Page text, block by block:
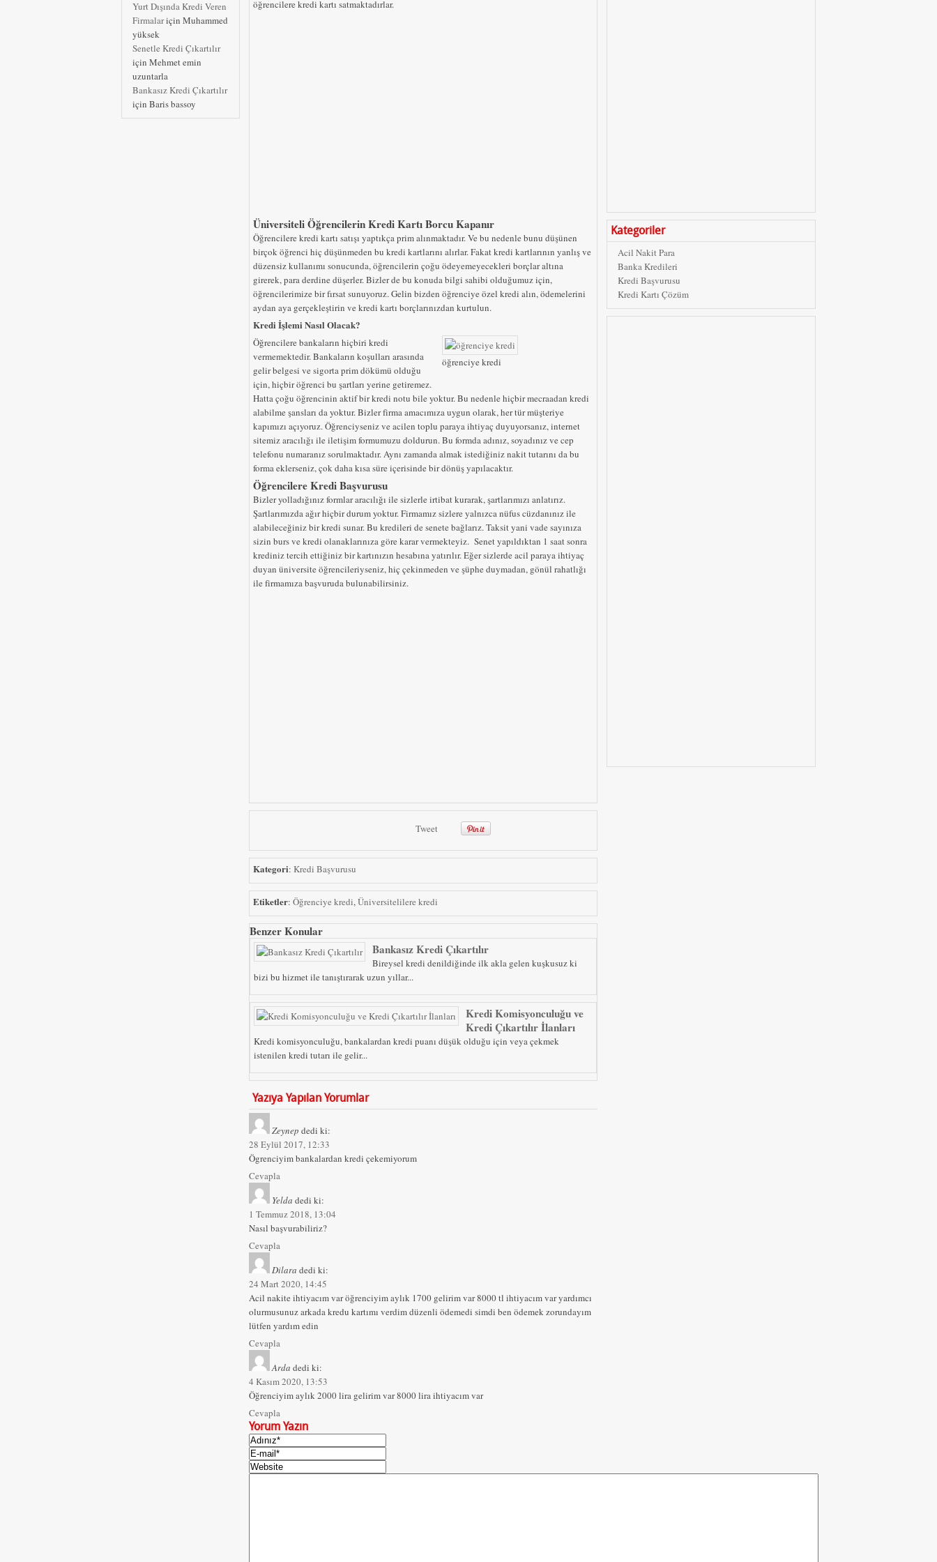
Yurt Dışında Kredi Veren
Firmalariçin Muhammed
yüksek
Senetle Kredi Çıkartılır
için Mehmet emin
uzuntarla
Bankasız Kredi Çıkartılır
için Baris bassoy
öğrencilere kredi kartı satmaktadırlar.
Üniversiteli Öğrencilerin Kredi Kartı Borcu Kapanır
Öğrencilere kredi kartı satışı yaptıkça prim alınmaktadır. Ve bu nedenle bunu düşünen
birçok öğrenci hiç düşünmeden bu kredi kartlarını alırlar. Fakat kredi kartlarının yanlış ve
düzensiz kullanımı sonucunda, öğrencilerin çoğu ödeyemeyecekleri borçlar altına
girerek, para derdine düşerler. Bizler de bu konuda bilgi sahibi olduğumuz için,
öğrencilerimize bir fırsat sunuyoruz. Gelin bizden öğrenciye özel kredi alın, ödemelerini
aydan aya gerçekleştirin ve kredi kartı borçlarınızdan kurtulun.
Kredi İşlemi Nasıl Olacak?
öğrenciye kredi
Öğrencilere bankaların hiçbiri kredi
vermemektedir. Bankaların koşulları arasında
gelir belgesi ve sigorta prim dökümü olduğu
için, hiçbir öğrenci bu şartları yerine getiremez.
Hatta çoğu öğrencinin aktif bir kredi notu bile yoktur. Bu nedenle hiçbir mecraadan kredi
alabilme şansları da yoktur. Bizler firma amacımıza uygun olarak, her tür müşteriye
kapımızı açıyoruz. Öğrenciyseniz ve acilen toplu paraya ihtiyaç duyuyorsanız, internet
sitemiz aracılığı ile iletişim formumuzu doldurun. Bu formda adınız, soyadınız ve cep
telefonu numaranız sorulmaktadır. Aynı zamanda almak istediğiniz nakit tutarını da bu
forma eklerseniz, çok daha kısa süre içerisinde bir dönüş yapılacaktır.
Öğrencilere Kredi Başvurusu
Bizler yolladığınız formlar aracılığı ile sizlerle irtibat kurarak, şartlarımızı anlatırız.
Şartlarımızda ağır hiçbir durum yoktur. Firmamız sizlere yalnızca nüfus cüzdanınız ile
alabileceğiniz bir kredi sunar. Bu kredileri de senete bağlarız. Taksit yani vade sayınıza
sizin burs ve kredi olanaklarınıza göre karar vermekteyiz. Senet yapıldıktan 1 saat sonra
krediniz tercih ettiğiniz bir kartınızın hesabına yatırılır. Eğer sizlerde acil paraya ihtiyaç
duyan üniversite öğrencileriyseniz, hiç çekinmeden ve şüphe duymadan, gönül rahatlığı
ile firmamıza başvuruda bulunabilirsiniz.
Tweet
Kategori: Kredi Başvurusu
Etiketler: Öğrenciye kredi,Üniversitelilere kredi
Benzer Konular
Bankasız Kredi Çıkartılır
Bireysel kredi denildiğinde ilk akla gelen kuşkusuz ki
bizi bu hizmet ile tanıştırarak uzun yıllar...
Kredi Komisyonculuğu ve
Kredi Çıkartılır İlanları
Kredi komisyonculuğu, bankalardan kredi puanı düşük olduğu için veya çekmek
istenilen kredi tutarı ile gelir...
Yazıya Yapılan Yorumlar
Zeynep dedi ki:
28 Eylül 2017, 12:33
Ögrenciyim bankalardan kredi çekemiyorum
Cevapla
Yelda dedi ki:
1 Temmuz 2018, 13:04
Nasıl başvurabiliriz?
Cevapla
Dilara dedi ki:
24 Mart 2020, 14:45
Acil nakite ihtiyacım var öğrenciyim aylık 1700 gelirim var 8000 tl ihtiyacım var yardımcı
olurmusunuz arkada kredu kartımı verdim düzenli ödemedi simdi ben ödemek zorundayım
lütfen yardım edin
Cevapla
Arda dedi ki:
4 Kasım 2020, 13:53
Öğrenciyim aylık 2000 lira gelirim var 8000 lira ihtiyacım var
Cevapla
Yorum Yazın
Kategoriler
Acil Nakit Para
Banka Kredileri
Kredi Başvurusu
Kredi Kartı Çözüm